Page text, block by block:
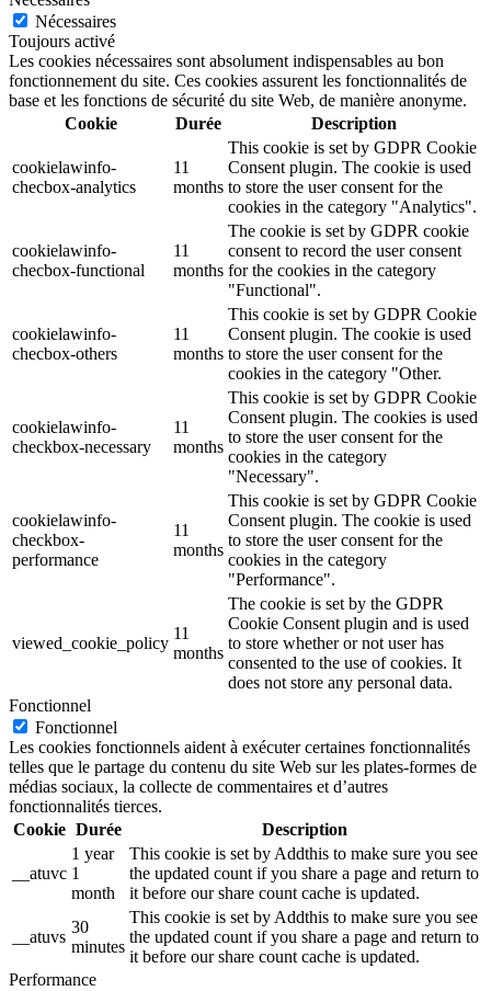
Nécessaires
Toujours activé
Les cookies nécessaires sont absolument indispensables au bon
fonctionnement du site. Ces cookies assurent les fonctionnalités de
base et les fonctions de sécurité du site Web, de manière anonyme.
Cookie
Durée Description
cookielawinfo-
checbox-analytics
11
months
This cookie is set by GDPR Cookie
Consent plugin. The cookie is used
to store the user consent for the
cookies in the category "Analytics".
cookielawinfo-
checbox-functional
11
months
The cookie is set by GDPR cookie
consent to record the user consent
for the cookies in the category
"Functional".
cookielawinfo-
checbox-others
11
months
This cookie is set by GDPR Cookie
Consent plugin. The cookie is used
to store the user consent for the
cookies in the category "Other.
cookielawinfo-
checkbox-necessary
11
months
This cookie is set by GDPR Cookie
Consent plugin. The cookies is used
to store the user consent for the
cookies in the category
"Necessary".
cookielawinfo-
checkbox-
performance
11
months
This cookie is set by GDPR Cookie
Consent plugin. The cookie is used
to store the user consent for the
cookies in the category
"Performance".
viewed_cookie_policy
11
months
The cookie is set by the GDPR
Cookie Consent plugin and is used
to store whether or not user has
consented to the use of cookies. It
does not store any personal data.
Fonctionnel
Fonctionnel
Les cookies fonctionnels aident à exécuter certaines fonctionnalités
telles que le partage du contenu du site Web sur les plates-formes de
médias sociaux, la collecte de commentaires et d’autres
fonctionnalités tierces.
Cookie Durée Description
__atuvc
1 year
1
month
This cookie is set by Addthis to make sure you see
the updated count if you share a page and return to
it before our share count cache is updated.
__atuvs
30
minutes
This cookie is set by Addthis to make sure you see
the updated count if you share a page and return to
it before our share count cache is updated.
Performance